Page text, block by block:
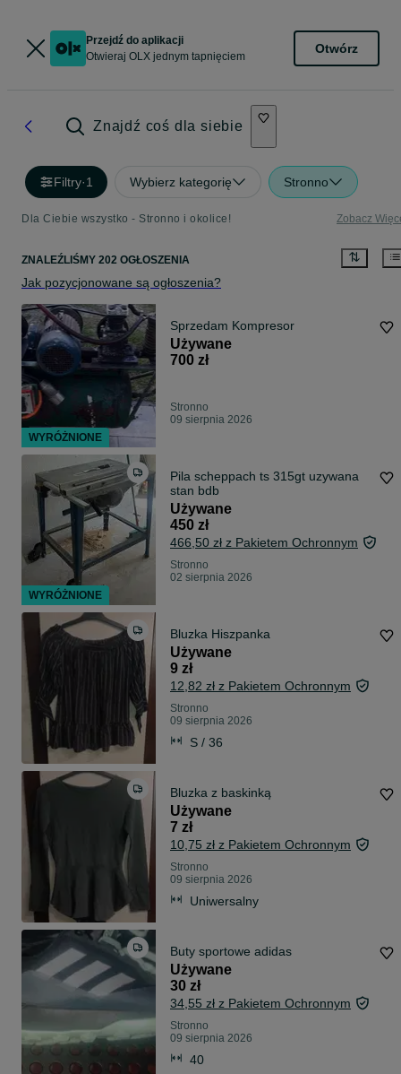
Przejdź do aplikacji
Otwieraj OLX jednym tapnięciem
Otwórz
Znajdź coś dla siebie
Filtry·1 Wybierz kategorię Stronno
Dla Ciebie wszystko - Stronno i okolice! Zobacz
ZNALEŹLIŚMY 202 OGŁOSZENIA
Jak pozycjonowane są ogłoszenia?
Sprzedam Kompresor
Używane
700 zł
Stronno
09 sierpnia 2026
Pila scheppach ts 315gt uzywana
stan bdb
Używane
450 zł
466,50 zł z Pakietem Ochronnym
Stronno
02 sierpnia 2026
Bluzka Hiszpanka
Używane
9 zł
12,82 zł z Pakietem Ochronnym
Stronno
09 sierpnia 2026
S / 36
Bluzka z baskinką
Używane
7 zł
10,75 zł z Pakietem Ochronnym
Stronno
09 sierpnia 2026
Uniwersalny
Buty sportowe adidas
Używane
30 zł
34,55 zł z Pakietem Ochronnym
Stronno
09 sierpnia 2026
40
WYRÓŻNIONE
WYRÓŻNIONE